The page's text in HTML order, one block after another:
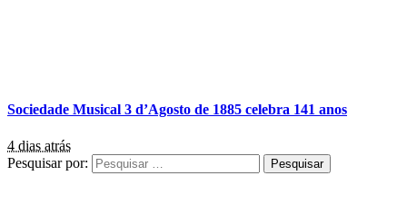
Sociedade Musical 3 d’Agosto de 1885 celebra 141 anos
4 dias atrás
Pesquisar por: